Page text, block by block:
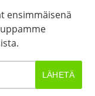
ensimmäisenä